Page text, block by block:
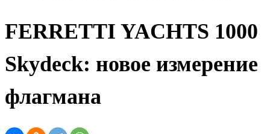
FERRETTI YACHTS 1000
Skydeck: новое измерение
флагмана